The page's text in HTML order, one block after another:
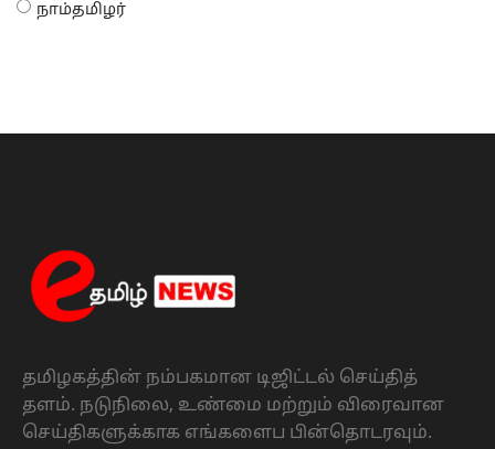
நாம்தமிழர்
தமிழகத்தின் நம்பகமான டிஜிட்டல் செய்தித்
தளம். நடுநிலை, உண்மை மற்றும் விரைவான
செய்திகளுக்காக எங்களைப பின்தொடரவும்.